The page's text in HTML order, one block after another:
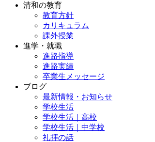
清和の教育
教育方針
カリキュラム
課外授業
進学・就職
進路指導
進路実績
卒業生メッセージ
ブログ
最新情報・お知らせ
学校生活
学校生活｜高校
学校生活｜中学校
礼拝の話